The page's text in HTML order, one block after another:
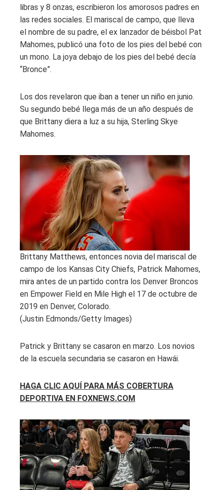
libras y 8 onzas, escribieron los amorosos padres en
las redes sociales. El mariscal de campo, que lleva
el nombre de su padre, el ex lanzador de béisbol Pat
Mahomes, publicó una foto de los pies del bebé con
un mono. La joya debajo de los pies del bebé decía
“Bronce”.
Los dos revelaron que iban a tener un niño en junio.
Su segundo bebé llega más de un año después de
que Brittany diera a luz a su hija, Sterling Skye
Mahomes.
Brittany Matthews, entonces novia del mariscal de
campo de los Kansas City Chiefs, Patrick Mahomes,
mira antes de un partido contra los Denver Broncos
en Empower Field en Mile High el 17 de octubre de
2019 en Denver, Colorado.
(Justin Edmonds/Getty Images)
Patrick y Brittany se casaron en marzo. Los novios
de la escuela secundaria se casaron en Hawái.
HAGA CLIC AQUÍ PARA MÁS COBERTURA
DEPORTIVA EN FOXNEWS.COM